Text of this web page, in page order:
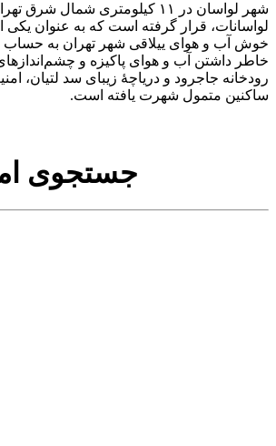
شهر لواسان در ۱۱ کیلومتری شمال
لواسانات، قرار گرفته است که به عنوان یکی
خوش آب و هوای ییلاقی شهر تهران به حساب
خاطر داشتن آب و هوای پاکیزه و چشم‌اندازهای
رودخانه جاجرود و دریاچهٔ زیبای سد لتیان،
ساکنین متمول شهرت یافته است.
جستجوی